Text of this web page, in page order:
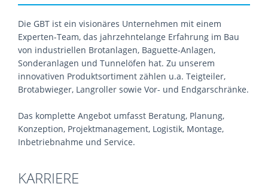
Die GBT ist ein visionäres Unternehmen mit einem
Experten-Team, das jahrzehntelange Erfahrung im Bau
von industriellen Brotanlagen, Baguette-Anlagen,
Sonderanlagen und Tunnelöfen hat. Zu unserem
innovativen Produktsortiment zählen u.a. Teigteiler,
Brotabwieger, Langroller sowie Vor- und Endgarschränke.
Das komplette Angebot umfasst Beratung, Planung,
Konzeption, Projektmanagement, Logistik, Montage,
Inbetriebnahme und Service.
KARRIERE